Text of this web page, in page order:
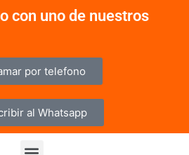
con uno de nuestros
por telefono
al Whatsapp
Menu